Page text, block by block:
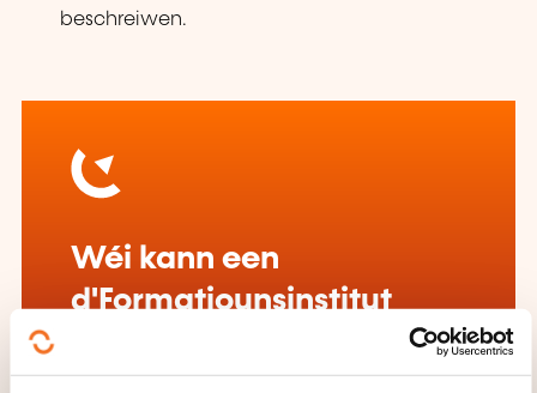
beschreiwen.
Wéi kann een
d'Formatiounsinstitut